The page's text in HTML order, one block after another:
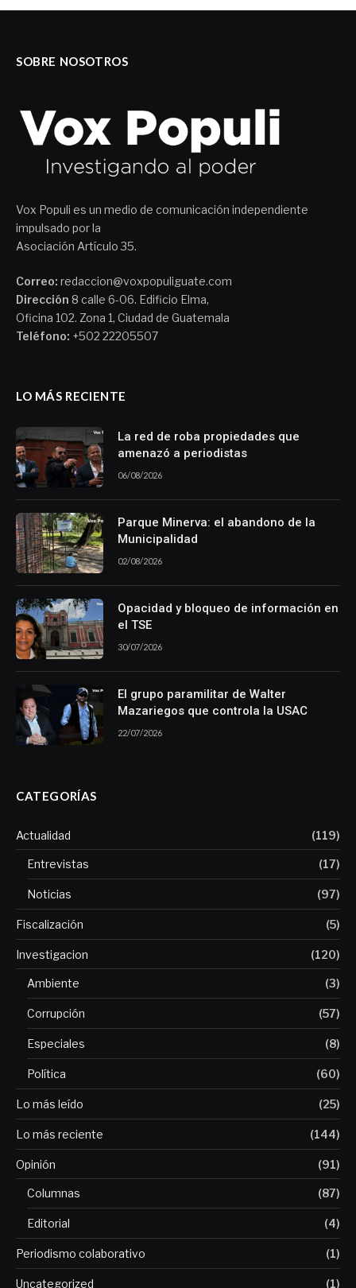
SOBRE NOSOTROS
Vox Populi es un medio de comunicación independiente
impulsado por la
Asociación Artículo 35.
Correo: redaccion@voxpopuliguate.com
Dirección 8 calle 6-06. Edificio Elma,
Oficina 102. Zona 1, Ciudad de Guatemala
Teléfono: +502 22205507
LO MÁS RECIENTE
La red de roba propiedades que
amenazó a periodistas
06/08/2026
Parque Minerva: el abandono de la
Municipalidad
02/08/2026
Opacidad y bloqueo de información en
el TSE
30/07/2026
El grupo paramilitar de Walter
Mazariegos que controla la USAC
22/07/2026
CATEGORÍAS
Actualidad (119)
Entrevistas (17)
Noticias (97)
Fiscalización (5)
Investigacion (120)
Ambiente (3)
Corrupción (57)
Especiales (8)
Política (60)
Lo más leído (25)
Lo más reciente (144)
Opinión (91)
Columnas (87)
Editorial (4)
Periodismo colaborativo (1)
Uncategorized (1)